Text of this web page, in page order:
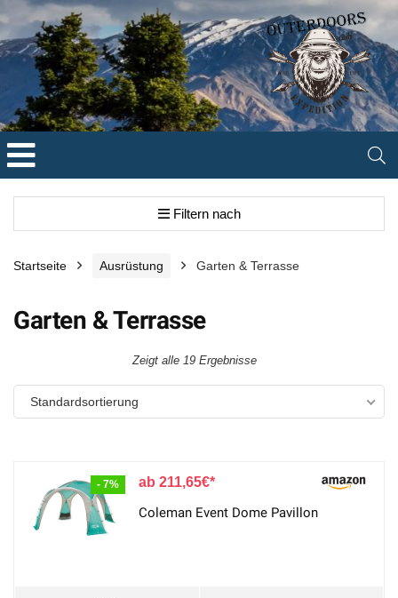
Filtern nach
Startseite Ausrüstung Garten & Terrasse
Garten & Terrasse
Zeigt alle 19 Ergebnisse
Standardsortierung
- 7% 211,65€
Coleman Event Dome Pavillon